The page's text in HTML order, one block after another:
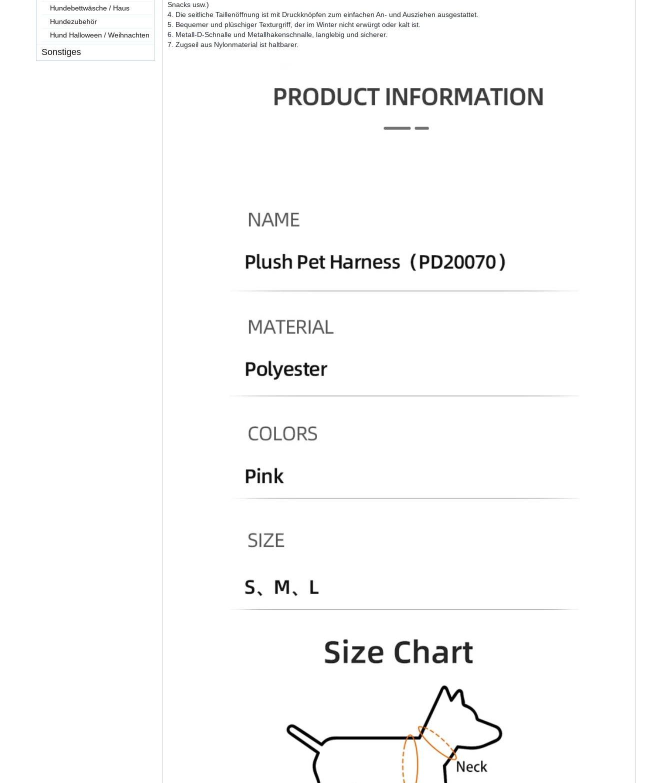
Hundebettwäsche / Haus
Hundezubehör
Hund Halloween / Weihnachten
Sonstiges
Snacks usw.)
4. Die seitliche Taillenöffnung ist mit Druckknöpfen zum einfachen An- und Ausziehen ausgestattet.
5. Bequemer und plüschiger Texturgriff, der im Winter nicht erwürgt oder kalt ist.
6. Metall-D-Schnalle und Metallhakenschnalle, langlebig und sicherer.
7. Zugseil aus Nylonmaterial ist haltbarer.